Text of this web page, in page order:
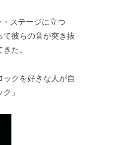
ステージに立つ
彼らの音が突き抜
た。
ックを好きな人が自
」